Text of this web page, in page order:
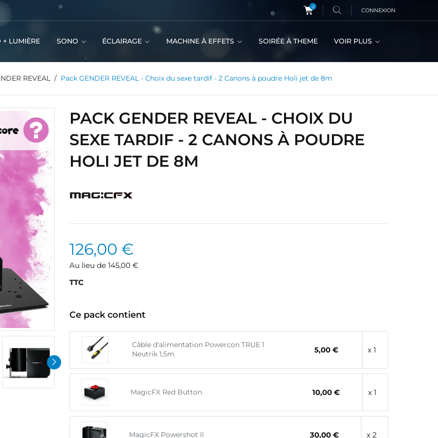
0 CONNEXION
+ LUMIÈRE SONO ÉCLAIRAGE MACHINE À EFFETS SOIRÉE À THEME VOIR PLUS
REVEAL Pack GENDER REVEAL - Choix du sexe tardif - 2 Canons à poudre Holi jet de 8m
PACK GENDER REVEAL - CHOIX DU
SEXE TARDIF - 2 CANONS À POUDRE
HOLI JET DE 8M
126,00 €
Au lieu de 145,00 €
TTC
Ce pack contient
Câble d'alimentation Powercon TRUE 1
Neutrik 1,5m
5,00 € x 1
MagicFX Red Button 10,00 € x 1
MagicFX Powershot II 30,00 € x 2